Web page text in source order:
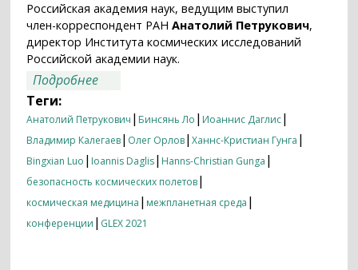
Российская академия наук, ведущим выступил
член-корреспондент РАНАнатолий Петрукович,
директор Института космических исследований
Российской академии наук.
Подробнее
Теги:
Анатолий Петрукович | Бинсянь Ло | Иоаннис Даглис|
Владимир Калегаев| Олег Орлов|Ханнс-Кристиан Гунга |
Bingxian Luo | Ioannis Daglis| Hanns-Christian Gunga |
безопасность космических полетов|
космическая медицина | межпланетная среда |
конференции | GLEX 2021